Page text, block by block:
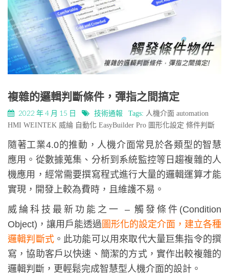
複雜的邏輯判斷條件，彈指之間搞定
2022 年 4 月 15 日 技術通報 Tags: 人機介面 automation
HMI WEINTEK 威綸 自動化 EasyBuilder Pro 圖形化設定 條件判斷
隨著工業4.0的推動，人機介面常見於各類型的智慧
應用。從數據蒐集、分析到系統監控等日趨複雜的人
機應用，經常需要撰寫程式進行大量的邏輯運算才能
實現，開發上較為費時，且維護不易。
威綸科技最新功能之一 – 觸發條件(Condition
Object)，讓用戶能透過 圖形化的設定介面，建立各種
邏輯判斷式。此功能可以用來取代大量巨集指令的撰
寫，協助客戶以快速、簡潔的方式，實作出較複雜的
邏輯判斷，更輕鬆完成智慧型人機介面的設計。